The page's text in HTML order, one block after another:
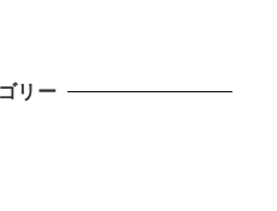
リー